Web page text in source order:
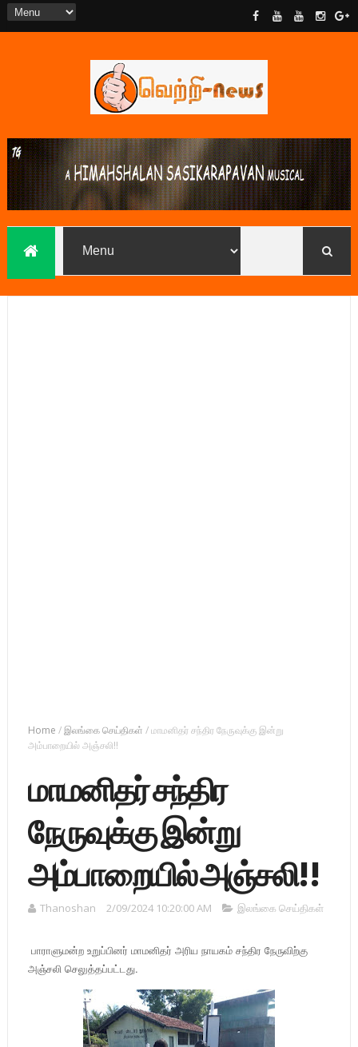
Home /இலங்கை செய்திகள் /மாமனிதர் சந்திர நேருவுக்கு இன்று
அம்பாறையில் அஞ்சலி!!
மாமனிதர் சந்திர
நேருவுக்கு இன்று
அம்பாறையில் அஞ்சலி!!
Thanoshan 2/09/2024 10:20:00 AM இலங்கை செய்திகள்
பாராளுமன்ற உறுப்பினர் மாமனிதர் அரிய நாயகம் சந்திர நேருவிற்கு
அஞ்சலி செலுத்தப்பட்டது.